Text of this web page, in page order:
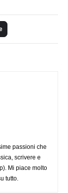
passioni che
scrivere e
Mi piace molto
tutto.